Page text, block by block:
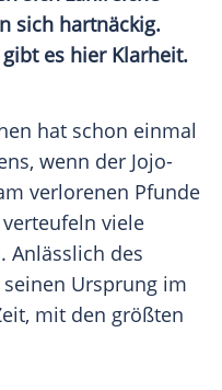
sich hartnäckig.
es hier Klarheit.
hat schon einmal
wenn der Jojo-
verlorenen Pfunde
viele
Anlässlich des
Ursprung im
mit den größten